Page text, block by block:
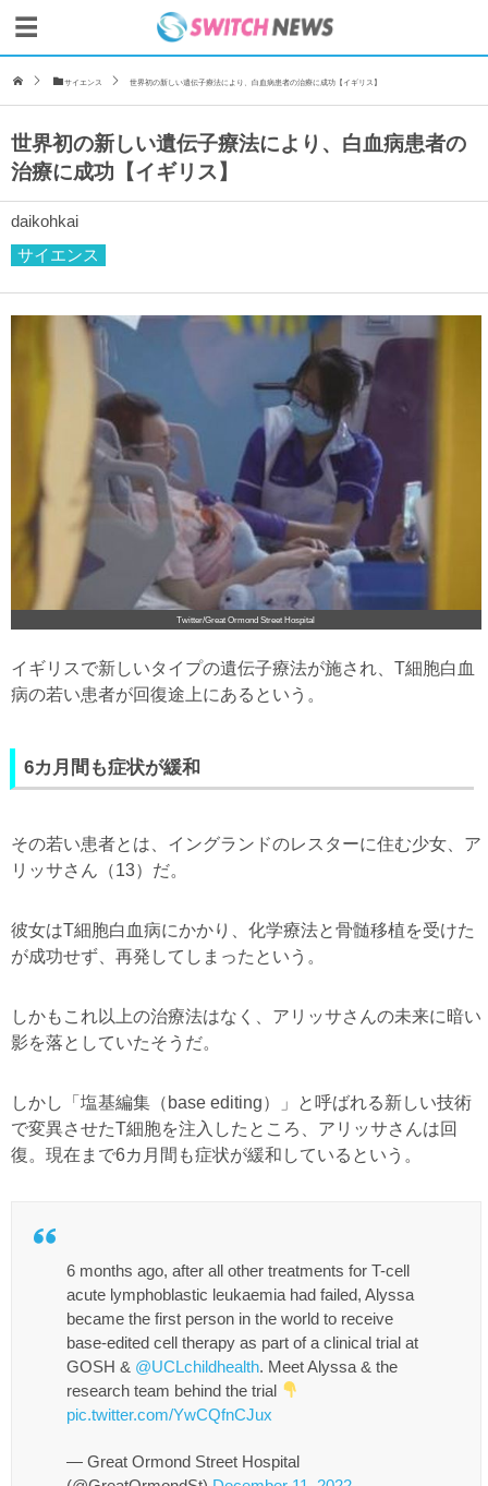
サイエンス 世界初の新しい遺伝子療法により、白血病患者の治療に成功【イギリス】
世界初の新しい遺伝子療法により、白血病患者の
治療に成功【イギリス】
daikohkai
サイエンス
Twitter/Great Ormond Street Hospital
イギリスで新しいタイプの遺伝子療法が施され、T細胞白血
病の若い患者が回復途上にあるという。
6カ月間も症状が緩和
その若い患者とは、イングランドのレスターに住む少女、ア
リッサさん（13）だ。
彼女はT細胞白血病にかかり、化学療法と骨髄移植を受けた
が成功せず、再発してしまったという。
しかもこれ以上の治療法はなく、アリッサさんの未来に暗い
影を落としていたそうだ。
しかし「塩基編集（base editing）」と呼ばれる新しい技術
で変異させたT細胞を注入したところ、アリッサさんは回
復。現在まで6カ月間も症状が緩和しているという。
6 months ago, after all other treatments for T-cell
acute lymphoblastic leukaemia had failed, Alyssa
became the first person in the world to receive
base-edited cell therapy as part of a clinical trial at
GOSH & @UCLchildhealth. Meet Alyssa & the
research team behind the trial
pic.twitter.com/YwCQfnCJux
— Great Ormond Street Hospital